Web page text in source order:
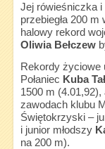
Jej rówieśniczka
przebiegła 200
halowy rekord
Oliwia Bełczew
Rekordy życiowe
Połaniec Kuba
1500 m
zawodach klubu
Świętokrzyski –
i junior młodszy
na 200 m).